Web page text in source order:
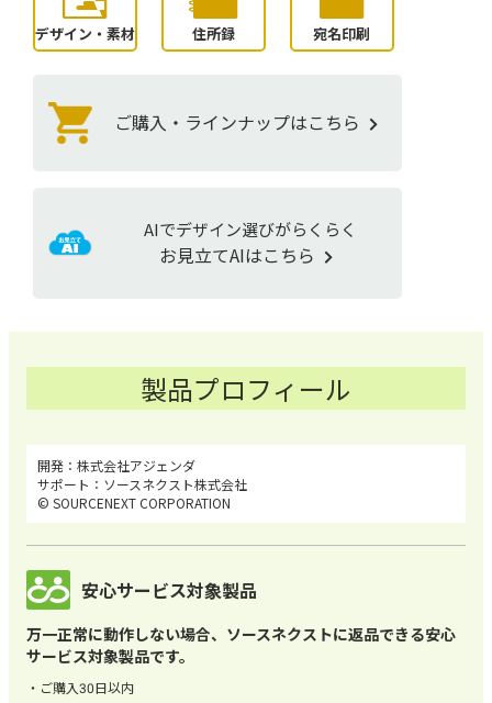
デザイン・素材 住所録 宛名印刷
ご購入・ラインナップはこちら
AIでデザイン選びがらくらく
お見立てAIはこちら
製品プロフィール
株式会社アジェンダ
ソースネクスト株式会社
© SOURCENEXT CORPORATION
安心サービス対象製品
万一正常に動作しない場合、ソースネクストに返品できる安心
サービス対象製品です。
ご購入30日以内